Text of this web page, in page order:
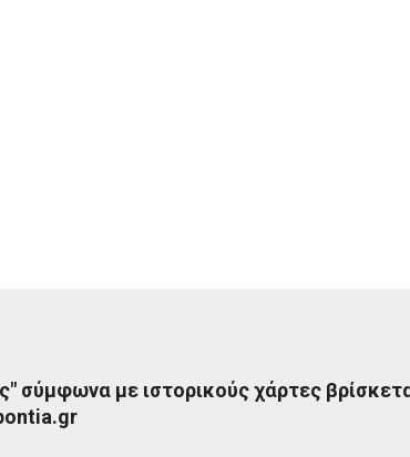
σύμφωνα με ιστορικούς χάρτες